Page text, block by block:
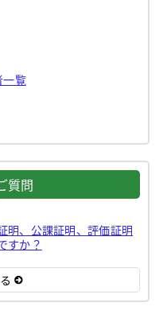
一覧
質問
明、公課証明、評価証明
すか？